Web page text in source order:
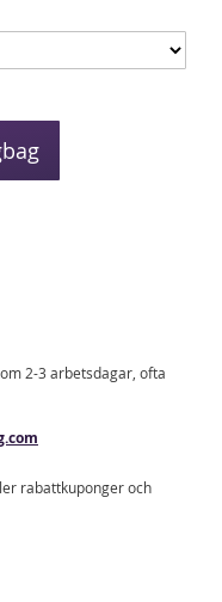
2-3 arbetsdagar, ofta
rabattkuponger och